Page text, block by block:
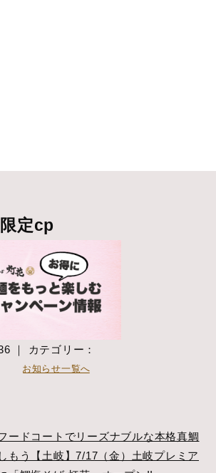
定cp
｜ カテゴリー：
お知らせ一覧へ
ードコートでリーズナブルな本格真鯛
もう【土岐】7/17（金）土岐プレミア